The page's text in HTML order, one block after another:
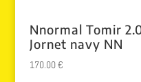
Nnormal Tomir
Jornet navy NN
170.00€